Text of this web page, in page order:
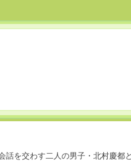
を交わす二人の男子・北村慶都